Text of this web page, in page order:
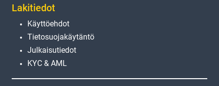
Lakitiedot
Käyttöehdot
Tietosuojakäytäntö
Julkaisutiedot
KYC & AML